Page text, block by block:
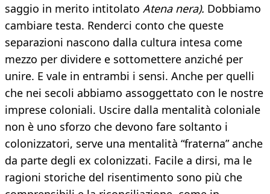
saggio in merito intitolato Atena nera). Dobbiamo
cambiare testa. Renderci conto che queste
separazioni nascono dalla cultura intesa come
mezzo per dividere e sottomettere anziché per
unire. E vale in entrambi i sensi. Anche per quelli
che nei secoli abbiamo assoggettato con le nostre
imprese coloniali. Uscire dalla mentalità coloniale
non è uno sforzo che devono fare soltanto i
colonizzatori, serve una mentalità “fraterna” anche
da parte degli ex colonizzati. Facile a dirsi, ma le
ragioni storiche del risentimento sono più che